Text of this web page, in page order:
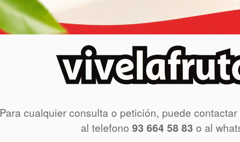
Para cualquier consulta o petición, puede
al telefono 93 664 58 83 o al